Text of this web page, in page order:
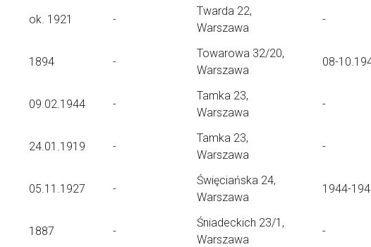
ok. 1921 -
Twarda 22,
Warszawa
-
1894 -
Towarowa 32/20,
Warszawa
08-
09.02.1944 -
Tamka 23,
Warszawa
-
24.01.1919 -
Tamka 23,
Warszawa
-
05.11.1927 -
Święciańska 24,
Warszawa
1944-
1887 -
Śniadeckich 23/1,
Warszawa
-